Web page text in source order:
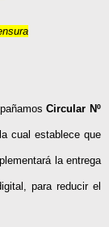
Circular Nº
cual establece que
la entrega
para reducir el